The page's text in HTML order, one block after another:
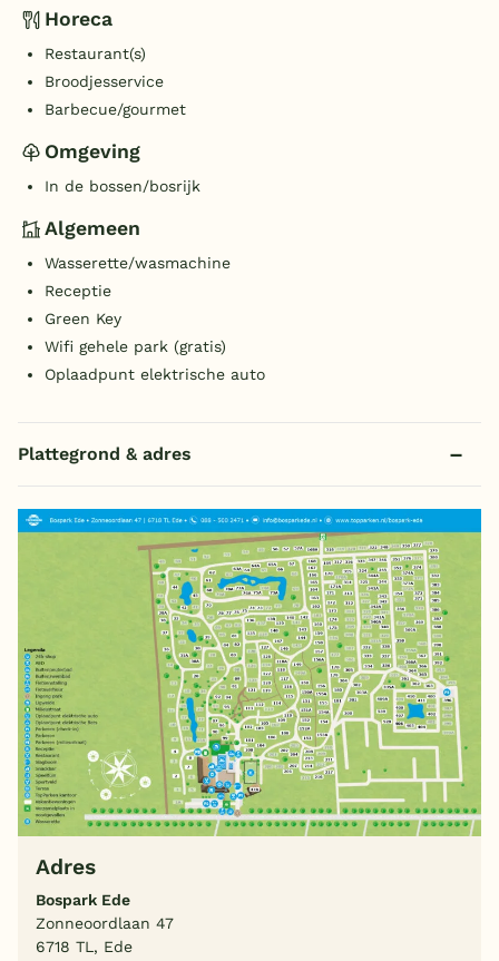
Horeca
Restaurant(s)
Broodjesservice
Barbecue/gourmet
Omgeving
In de bossen/bosrijk
Algemeen
Wasserette/wasmachine
Receptie
Green Key
Wifi gehele park (gratis)
Oplaadpunt elektrische auto
Plattegrond & adres
Adres
Bospark Ede
Zonneoordlaan 47
6718 TL, Ede